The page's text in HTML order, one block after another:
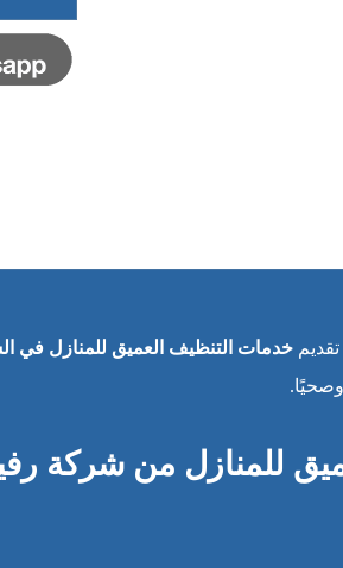
خدمات التنظيف العميق للمنازل في
للمنازل من شركة